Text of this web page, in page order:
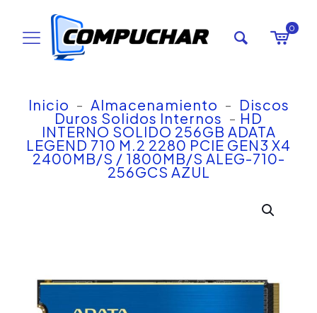
0
Inicio - Almacenamiento - Discos
Duros Solidos Internos - HD
INTERNO SOLIDO 256GB ADATA
LEGEND 710 M.2 2280 PCIE GEN3 X4
2400MB/S / 1800MB/S ALEG-710-
256GCS AZUL